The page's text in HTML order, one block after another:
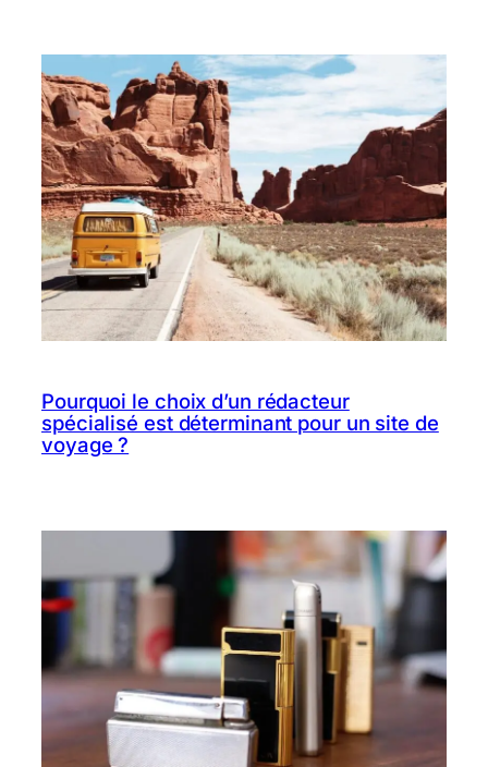
Pourquoi le choix d’un rédacteur
spécialisé est déterminant pour un site de
voyage ?